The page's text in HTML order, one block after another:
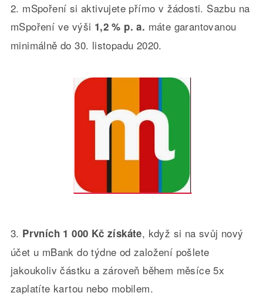
2. mSpoření si aktivujete přímo v žádosti. Sazbu na
mSpoření ve výši 1,2 % p. a. máte garantovanou
minimálně do 30. listopadu 2020.
3. Prvních 1 000 Kč získáte, když si na svůj nový
účet u mBank do týdne od založení pošlete
jakoukoliv částku a zároveň během měsíce 5x
zaplatíte kartou nebo mobilem.